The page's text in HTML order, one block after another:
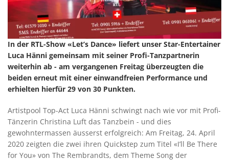
In der RTL-Show «Let’s Dance» liefert unser Star-Entertainer
Luca Hänni gemeinsam mit seiner Profi-Tanzpartnerin
weiterhin ab - am vergangenen Freitag überzeugten die
beiden erneut mit einer einwandfreien Performance und
erhielten hierfür 29 von 30 Punkten.
Artistpool Top-Act Luca Hänni schwingt nach wie vor mit Profi-
Tänzerin Christina Luft das Tanzbein - und dies
gewohntermassen äusserst erfolgreich: Am Freitag, 24. April
2020 zeigten die zwei ihren Quickstep zum Titel «I’ll Be There
for You» von The Rembrandts, dem Theme Song der